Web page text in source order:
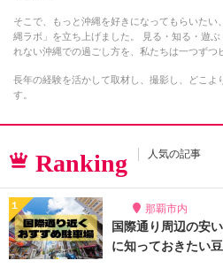
そこで、もっと沖縄を好きになってもらいた
縄ラボ」を立ち上げました。 見る・知る・遊
れない沖縄での過ごし方を、私たちは一つずつ
長年の経験を活かして取材し、撮影し、どこよ
す。
Ranking 人気の記事
那覇市内
国際通り周辺の安
に知っておきたい